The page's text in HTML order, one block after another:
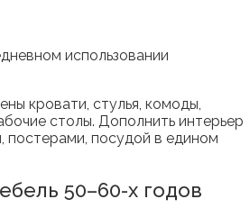
использовании
кровати, стулья, комоды,
столы. Дополнить интерьер
постерами, посудой в едином
50–60-х годов